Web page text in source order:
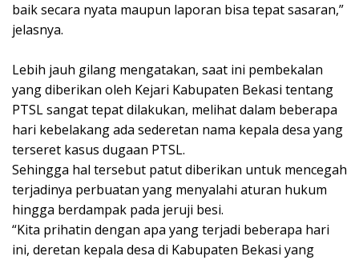
baik secara nyata maupun laporan bisa tepat sasaran,”
jelasnya.
Lebih jauh gilang mengatakan, saat ini pembekalan
yang diberikan oleh Kejari Kabupaten Bekasi tentang
PTSL sangat tepat dilakukan, melihat dalam beberapa
hari kebelakang ada sederetan nama kepala desa yang
terseret kasus dugaan PTSL.
Sehingga hal tersebut patut diberikan untuk mencegah
terjadinya perbuatan yang menyalahi aturan hukum
hingga berdampak pada jeruji besi.
“Kita prihatin dengan apa yang terjadi beberapa hari
ini, deretan kepala desa di Kabupaten Bekasi yang